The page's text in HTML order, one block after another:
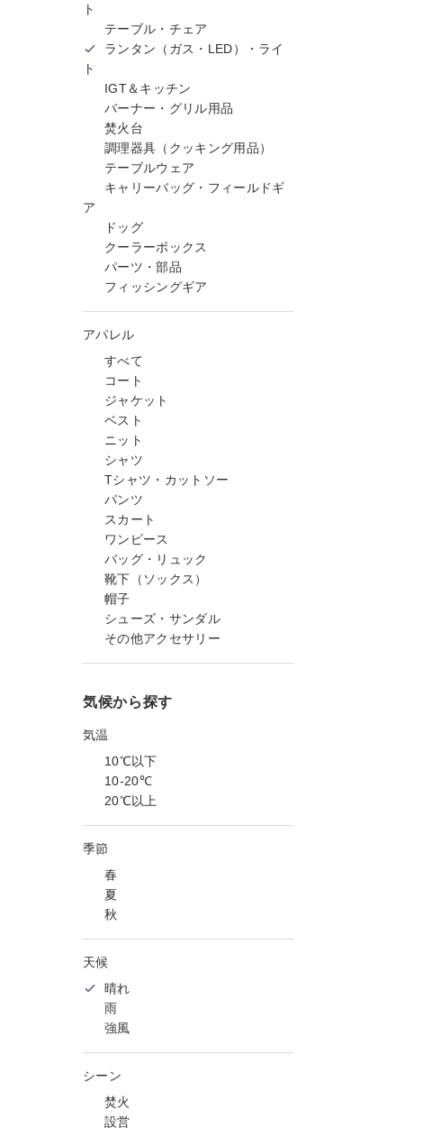
ト
テーブル・チェア
ランタン（ガス・LED）・ライ
ト
IGT＆キッチン
バーナー・グリル用品
焚火台
調理器具（クッキング用品）
テーブルウェア
キャリーバッグ・フィールドギ
ア
ドッグ
クーラーボックス
パーツ・部品
フィッシングギア
アパレル
すべて
コート
ジャケット
ベスト
ニット
シャツ
Tシャツ・カットソー
パンツ
スカート
ワンピース
バッグ・リュック
靴下（ソックス）
帽子
シューズ・サンダル
その他アクセサリー
気候から探す
気温
10℃以下
10-20℃
20℃以上
季節
春
夏
秋
天候
晴れ
雨
強風
シーン
焚火
設営